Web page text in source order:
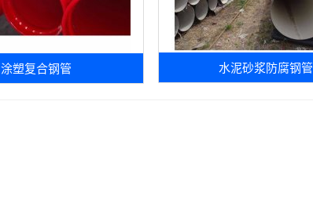
涂塑复合钢管 水泥砂浆防腐钢管